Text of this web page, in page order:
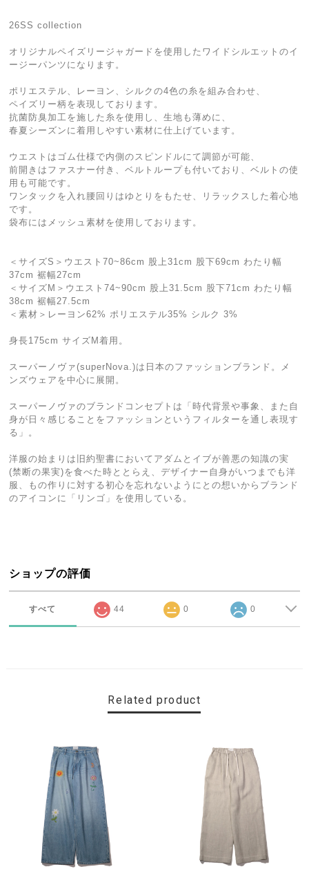
26SS collection
オリジナルペイズリージャガードを使用したワイドシルエットのイ
ージーパンツになります。
ポリエステル、レーヨン、シルクの4色の糸を組み合わせ、
ペイズリー柄を表現しております。
抗菌防臭加工を施した糸を使用し、生地も薄めに、
春夏シーズンに着用しやすい素材に仕上げています。
ウエストはゴム仕様で内側のスピンドルにて調節が可能、
前開きはファスナー付き、ベルトループも付いており、ベルトの使
用も可能です。
ワンタックを入れ腰回りはゆとりをもたせ、リラックスした着心地
です。
袋布にはメッシュ素材を使用しております。
＜サイズS＞ウエスト70~86cm 股上31cm 股下69cm わたり幅
37cm 裾幅27cm
＜サイズM＞ウエスト74~90cm 股上31.5cm 股下71cm わたり幅
38cm 裾幅27.5cm
＜素材＞レーヨン62% ポリエステル35% シルク 3%
身長175cm サイズM着用。
スーパーノヴァ(superNova.)は日本のファッションブランド。メ
ンズウェアを中心に展開。
スーパーノヴァのブランドコンセプトは「時代背景や事象、また自
身が日々感じることをファッションというフィルターを通し表現す
る」。
洋服の始まりは旧約聖書においてアダムとイブが善悪の知識の実
(禁断の果実)を食べた時ととらえ、デザイナー自身がいつまでも洋
服、もの作りに対する初心を忘れないようにとの想いからブランド
のアイコンに「リンゴ」を使用している。
ショップの評価
すべて 44 0 0
Related product